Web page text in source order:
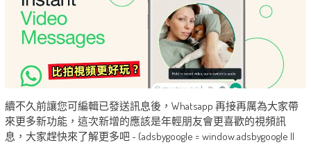
續不久前讓您可編輯已發送訊息後，Whatsapp 再接再厲為大家帶
來更多新功能，這次新增的應該是年輕朋友會更喜歡的視頻訊
息，大家趕快來了解更多吧 ~ (adsbygoogle = window.adsbygoogle ||